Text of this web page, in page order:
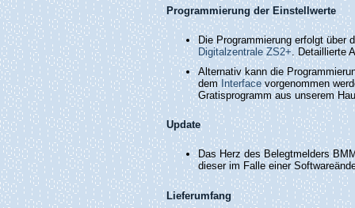
Programmierung der Einstellwerte
Die Programmierung erfolgt über
Digitalzentrale ZS2+. Detaillierte
Alternativ kann die
dem Interfacevorgenommen
Gratisprogramm aus unserem
Update
Das Herz des Belegtmelders
dieser im Falle einer
Lieferumfang